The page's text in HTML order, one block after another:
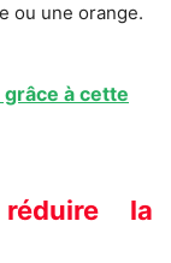
ou une orange.
à cette
la